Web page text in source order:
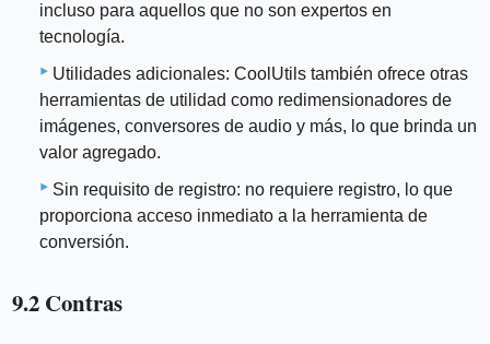
incluso para aquellos que no son expertos en
tecnología.
Utilidades adicionales: CoolUtils también ofrece otras
herramientas de utilidad como redimensionadores de
imágenes, conversores de audio y más, lo que brinda un
valor agregado.
Sin requisito de registro: no requiere registro, lo que
proporciona acceso inmediato a la herramienta de
conversión.
9.2 Contras